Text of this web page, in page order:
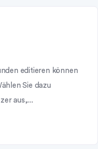
editieren können
Sie dazu
aus,...